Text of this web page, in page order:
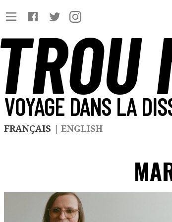
TROU
VOYAGE DANS LA
FRANÇAIS | ENGLISH